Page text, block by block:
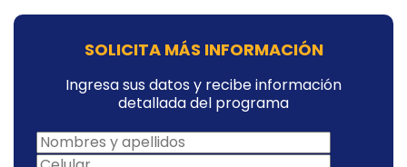
SOLICITA MÁS INFORMACIÓN
Ingresa sus datos y recibe información
detallada del programa